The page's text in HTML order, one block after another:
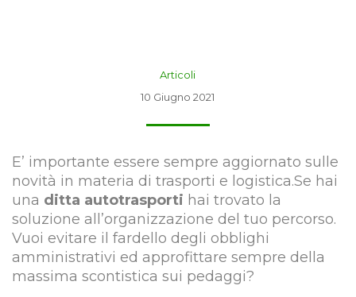
Articoli
10 Giugno 2021
E’ importante essere sempre aggiornato sulle
novità in materia di trasporti e logistica.Se hai
una ditta autotrasporti hai trovato la
soluzione all’organizzazione del tuo percorso.
Vuoi evitare il fardello degli obblighi
amministrativi ed approfittare sempre della
massima scontistica sui pedaggi?